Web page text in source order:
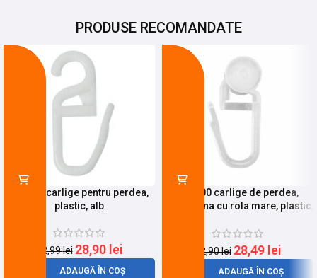
PRODUSE RECOMANDATE
Set 100 carlige pentru perdea,
plastic, alb
32,99lei 28,90 lei
ADAUGĂ ÎN COȘ
Set 100 carlige de perdea,
pentru sina cu rola mare, plastic,
32,90lei 28,49 lei
ADAUGĂ ÎN COȘ